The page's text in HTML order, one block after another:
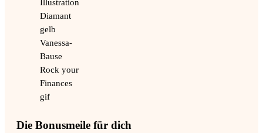
Die Bonusmeile für dich